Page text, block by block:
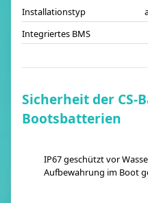
Installationstyp
Integriertes BMS
Sicherheit der
Bootsbatterien
IP67 geschützt vor
Aufbewahrung im Boot